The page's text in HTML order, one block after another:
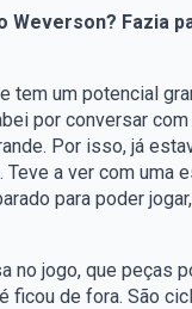
Weverson? Fazia
tem um potencial
por conversar
Por isso, já
a ver com uma
para poder
no jogo, que peças
ficou de fora. São